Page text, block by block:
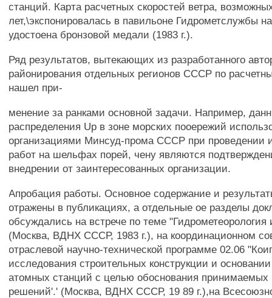
станций. Карта расчетных скоростей ветра,
лет,\экспонировалась в павильоне Гидрометслужбы
удостоена бронзовой медали (1983 г.).
Ряд результатов, вытекающих из разработанного
районирования отдельных регионов СССР по
нашел при-
менение за ранками основной задачи. Например,
распределения Up в зоне морских пооережий
организациями Минсуд-прома СССР при проведении
работ на шельфах порей, чену являются
внедрении от заинтересованных организации.
Апробация работы. Основное содержание и
отражены в публикациях, а отдельные ое разделы
обсуждались на встрече по теме "Гидрометеорология
(Москва, ВДНХ СССР, 1983 г.), на координационном
отраслевой научно-технической программе 02.06
исследования строительных конструкции и
атомных станций с целью обоснования принимаемых
решений'.' (Москва, ВДНХ СССР, 19 89 г.),на